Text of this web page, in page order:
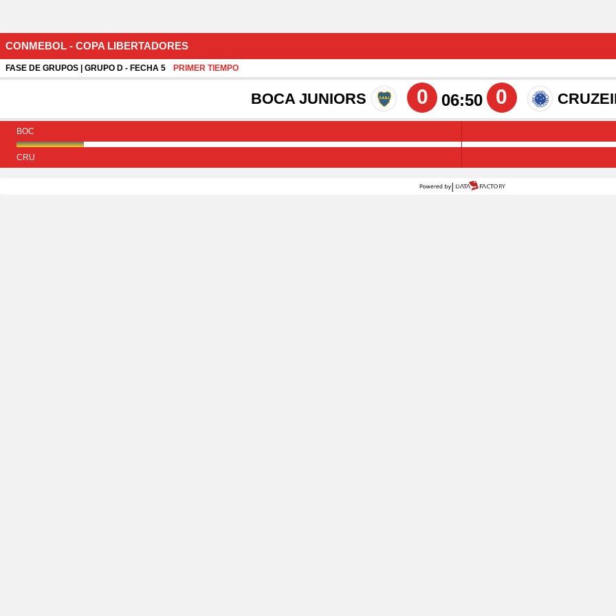
CONMEBOL - COPA LIBERTADORES
FASE DE GRUPOS | GRUPO D - FECHA 5 PRIMER TIEMPO
BOCA JUNIORS 0 06:50 0
BOC
CRU